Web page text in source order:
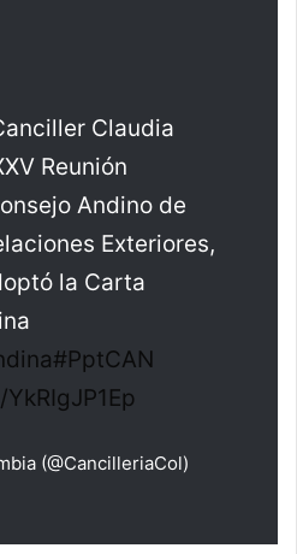
Claudia
Reunión
Andino de
Exteriores,
la Carta
#PptCAN
(@CancilleriaCol)